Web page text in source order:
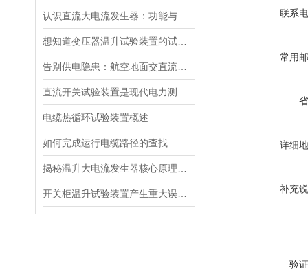
电缆热循环试验装置概述
如何完成运行电缆路径的查找
联系
常用
详细
补充
验